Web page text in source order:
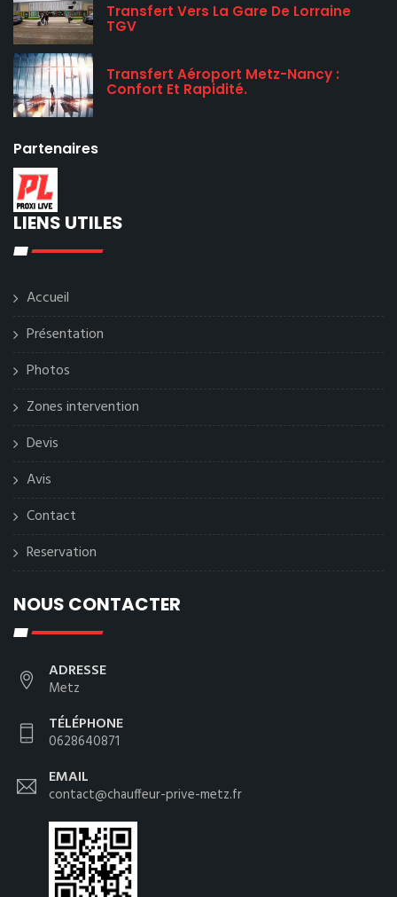
Transfert Vers La Gare De Lorraine
TGV
Transfert Aéroport Metz-Nancy :
Confort Et Rapidité.
Partenaires
LIENS UTILES
Accueil
Présentation
Photos
Zones intervention
Devis
Avis
Contact
Reservation
NOUS CONTACTER
ADRESSE
Metz
TÉLÉPHONE
0628640871
EMAIL
contact@chauffeur-prive-metz.fr